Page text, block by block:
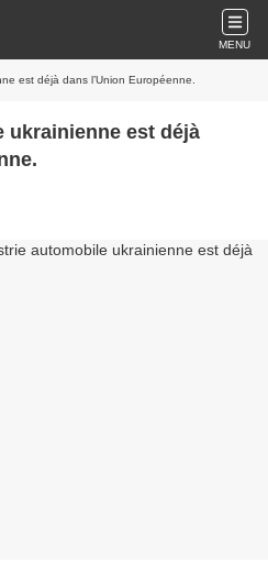
MENU
est déjà dans l’Union Européenne.
ukrainienne est déjà